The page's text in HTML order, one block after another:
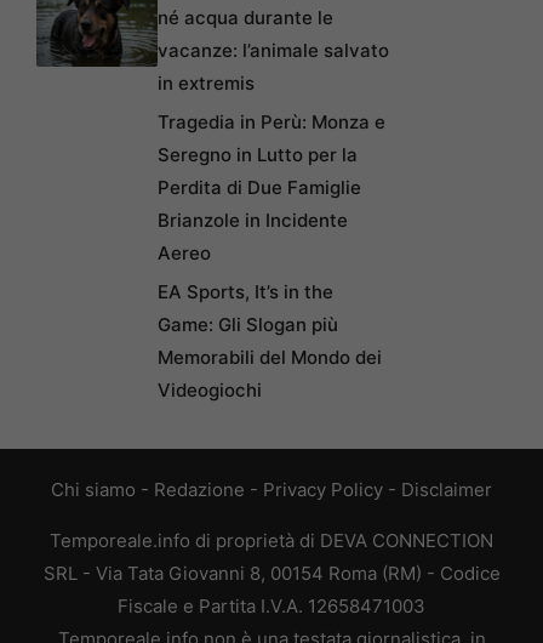
né acqua durante le
vacanze: l’animale salvato
in extremis
Tragedia in Perù: Monza e
Seregno in Lutto per la
Perdita di Due Famiglie
Brianzole in Incidente
Aereo
EA Sports, It’s in the
Game: Gli Slogan più
Memorabili del Mondo dei
Videogiochi
Chi siamo - Redazione - Privacy Policy - Disclaimer
Temporeale.info di proprietà di DEVA CONNECTION
SRL - Via Tata Giovanni 8, 00154 Roma (RM) - Codice
Fiscale e Partita I.V.A. 12658471003